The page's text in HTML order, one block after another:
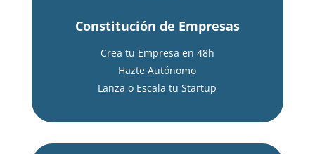
Constitución de Empresas
Crea tu Empresa en 48h
Hazte Autónomo
Lanza o Escala tu Startup